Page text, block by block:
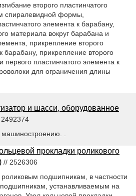
второго пластинчатого
спиралевидной формы,
элемента к барабану,
материала вокруг барабана и
прикрепление второго
барабану, прикрепление второго
первого пластинчатого элемента к
для ограничения длины
и шасси, оборудованное
машиностроению. .
прокладки роликового
// 2526306
роликовым подшипникам, в частности
устанавливаемым на